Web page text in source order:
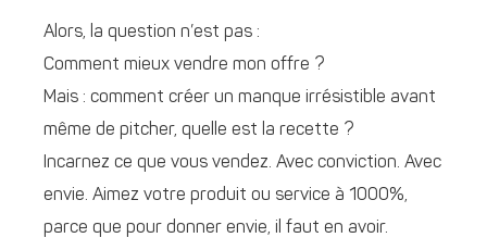
Alors, la question n’est pas :
Comment mieux vendre mon offre ?
Mais : comment créer un manque irrésistible avant
même de pitcher, quelle est la recette ?
Incarnez ce que vous vendez. Avec conviction. Avec
envie. Aimez votre produit ou service à 1000%,
parce que pour donner envie, il faut en avoir.